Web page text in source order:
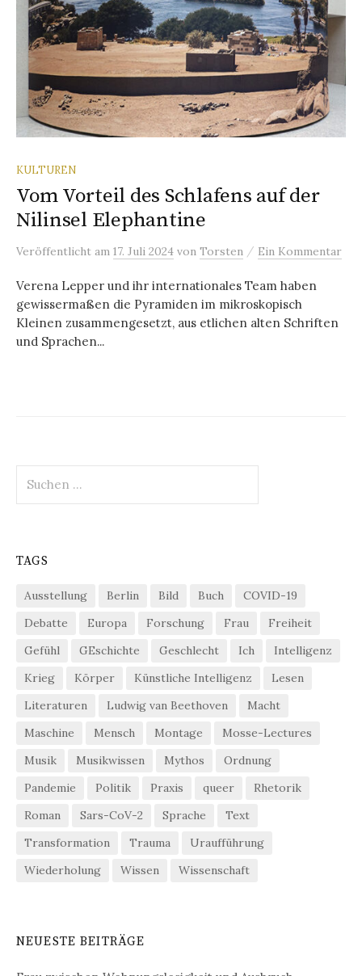
KULTUREN
Vom Vorteil des Schlafens auf der
Nilinsel Elephantine
Veröffentlicht am 17. Juli 2024 von Torsten / Ein Kommentar
Verena Lepper und ihr internationales Team haben
gewissermaßen die Pyramiden im mikroskopisch
Kleinen zusammengesetzt, aus etlichen alten Schriften
und Sprachen...
nach:
TAGS
Ausstellung Berlin Bild Buch
COVID-19
Debatte
Europa Forschung Frau
Freiheit
Gefühl
GEschichte Geschlecht Ich
Intelligenz
Krieg
Körper Künstliche Intelligenz
Lesen
Literaturen
Ludwig van Beethoven
Macht
Maschine
Mensch Montage
Mosse-Lectures
Musik
Musikwissen Mythos
Ordnung
Pandemie
Politik Praxis queer
Rhetorik
Roman
Sars-CoV-2 Sprache
Text
Transformation
Trauma
Uraufführung
Wiederholung
Wissen Wissenschaft
NEUESTE BEITRÄGE